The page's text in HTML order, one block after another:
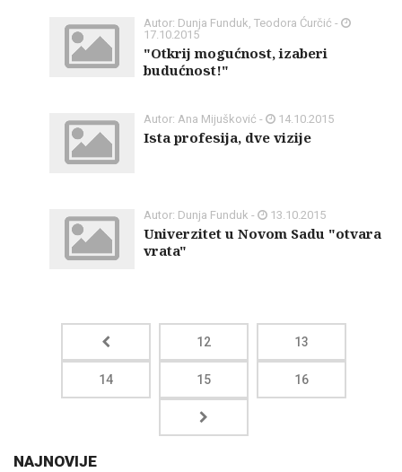
Autor: Dunja Funduk, Teodora Ćurčić -
17.10.2015
"Otkrij mogućnost, izaberi
budućnost!"
Autor: Ana Mijušković - 14.10.2015
Ista profesija, dve vizije
Autor: Dunja Funduk - 13.10.2015
Univerzitet u Novom Sadu "otvara
vrata"
12 13
14 15 16
NAJNOVIJE